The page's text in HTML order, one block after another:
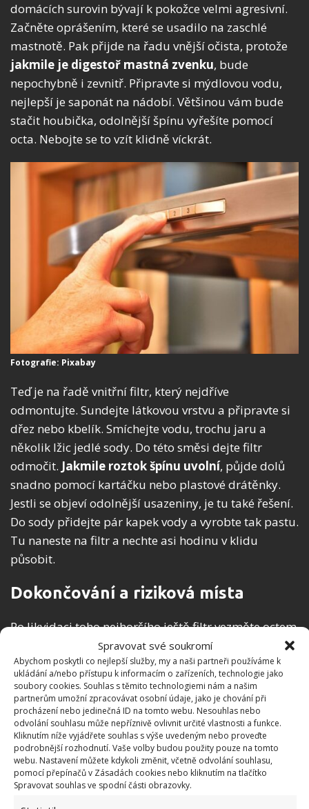
Spravovat své soukromí
Abychom poskytli co nejlepší služby, my a naši partneři používáme k
ukládání a/nebo přístupu k informacím o zařízeních, technologie jako
soubory cookies. Souhlas s těmito technologiemi nám a našim
partnerům umožní zpracovávat osobní údaje, jako je chování při
procházení nebo jedinečná ID na tomto webu. Nesouhlas nebo
odvolání souhlasu může nepříznivě ovlivnit určité vlastnosti a funkce.
Kliknutím níže vyjádřete souhlas s výše uvedeným nebo proveďte
podrobnější rozhodnutí. Vaše volby budou použity pouze na tomto
webu. Nastavení můžete kdykoli změnit, včetně odvolání souhlasu,
pomocí přepínačů v Zásadách cookies nebo kliknutím na tlačítko
Spravovat souhlas ve spodní části obrazovky.
domácích surovin bývají k pokožce velmi agresivní.
Začněte oprášením, které se usadilo na zaschlé
mastnotě. Pak přijde na řadu vnější očista, protože
jakmile je digestoř mastná zvenku, bude
nepochybně i zevnitř. Připravte si mýdlovou vodu,
nejlepší je saponát na nádobí. Většinou vám bude
stačit houbička, odolnější špínu vyřešíte pomocí
octa. Nebojte se to vzít klidně víckrát.
Fotografie: Pixabay
Teď je na řadě vnitřní filtr, který nejdříve
odmontujte. Sundejte látkovou vrstvu a připravte si
dřez nebo kbelík. Smíchejte vodu, trochu jaru a
několik lžic jedlé sody. Do této směsi dejte filtr
odmočit. Jakmile roztok špínu uvolní, půjde dolů
snadno pomocí kartáčku nebo plastové drátěnky.
Jestli se objeví odolnější usazeniny, je tu také řešení.
Do sody přidejte pár kapek vody a vyrobte tak pastu.
Tu naneste na filtr a nechte asi hodinu v klidu
působit.
Dokončování a riziková místa
Po likvidaci toho nejhoršího ještě filtr vezměte octem
a hadříkem z mikrovlákna. Dávejte si pozor na ostré
hrany a elektrické součástky. Pravděpodobně bude
potřeba vyměnit látkové nebo tukové filtry,pak už
nezbývá než nasadit tuto součástku zpátky.
Zmíněné vrstvy není třeba měnit po každém čištění.
Jakmile jsou ale zahlceny mastnotou, postrádají
efekt. Uhlíkové filtry potřebují vyměnit cca jednou za
půl roku, opět se to odvíjí od intenzity použití.